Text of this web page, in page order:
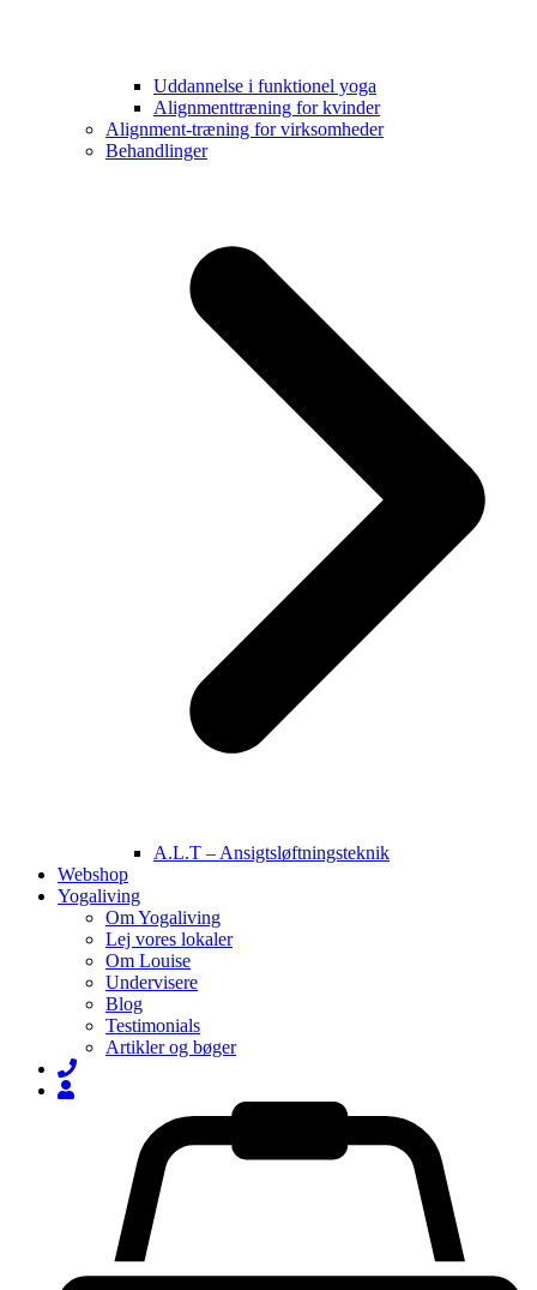
Uddannelse i funktionel yoga
Alignmenttræning for kvinder
Alignment-træning for virksomheder
Behandlinger
A.L.T – Ansigtsløftningsteknik
Webshop
Yogaliving
Om Yogaliving
Lej vores lokaler
Om Louise
Undervisere
Blog
Testimonials
Artikler og bøger